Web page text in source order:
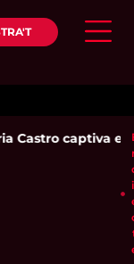
Castro captiva el